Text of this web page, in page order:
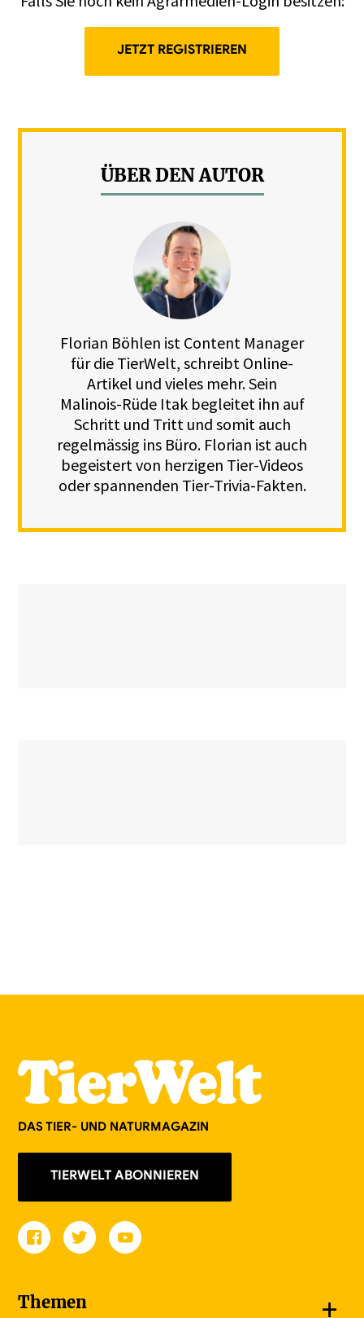
JETZT REGISTRIEREN
ÜBER DEN AUTOR
Florian Böhlen ist Content Manager
für die TierWelt, schreibt Online-
Artikel und vieles mehr. Sein
Malinois-Rüde Itak begleitet ihn auf
Schritt und Tritt und somit auch
regelmässig ins Büro. Florian ist auch
begeistert von herzigen Tier-Videos
oder spannenden Tier-Trivia-Fakten.
DAS TIER- UND NATURMAGAZIN
TIERWELT ABONNIEREN
Themen +